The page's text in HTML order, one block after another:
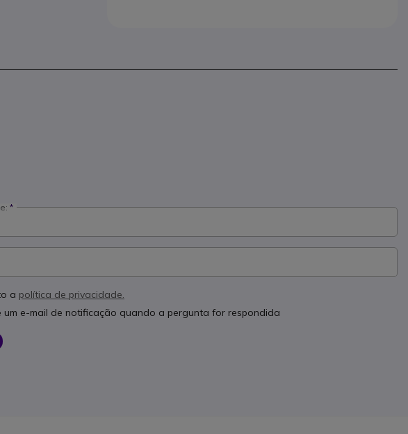
a política de privacidade.
um e-mail de notificação quando a pergunta for respondida